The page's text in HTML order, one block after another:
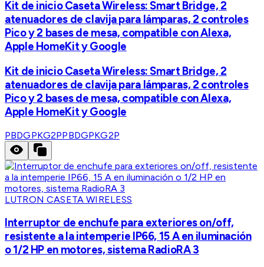
Kit de inicio Caseta Wireless: Smart Bridge, 2
atenuadores de clavija para lámparas, 2 controles
Pico y 2 bases de mesa, compatible con Alexa,
Apple HomeKit y Google
Kit de inicio Caseta Wireless: Smart Bridge, 2
atenuadores de clavija para lámparas, 2 controles
Pico y 2 bases de mesa, compatible con Alexa,
Apple HomeKit y Google
PBDGPKG2PPBDGPKG2P
LUTRON CASETA WIRELESS
Interruptor de enchufe para exteriores on/off,
resistente a la intemperie IP66, 15 A en iluminación
o 1/2 HP en motores, sistema RadioRA 3